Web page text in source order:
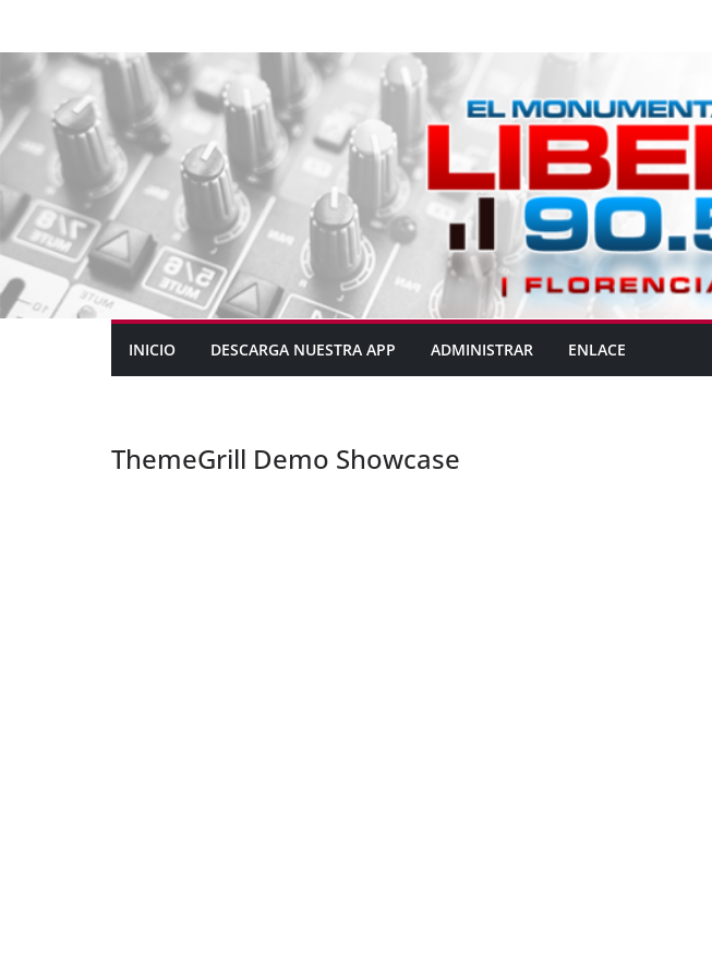
INICIO DESCARGA NUESTRA APP ADMINISTRAR ENLACE
ThemeGrill Demo Showcase